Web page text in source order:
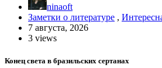
ninaoft
Заметки о литературе ,
7 августа, 2026
3 views
Конец света в бразильских сертанах